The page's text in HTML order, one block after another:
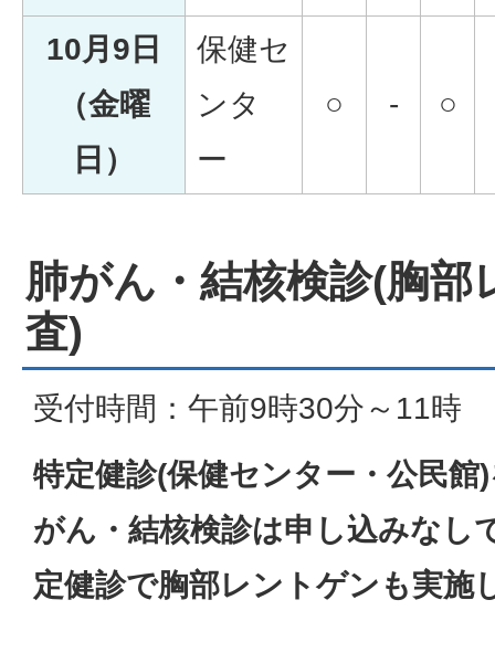
10月9日
（金曜
日）
保健セ
ンタ
ー
○ - ○
肺がん・結核検診(胸部
査)
受付時間：午前9時30分～11時
特定健診(保健センター・公民館
がん・結核検診は申し込みなし
定健診で胸部レントゲンも実施